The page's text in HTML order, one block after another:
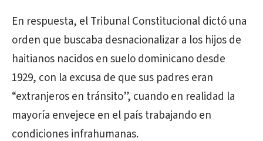
En respuesta, el Tribunal Constitucional dictó una
orden que buscaba desnacionalizar a los hijos de
haitianos nacidos en suelo dominicano desde
1929, con la excusa de que sus padres eran
“extranjeros en tránsito”, cuando en realidad la
mayoría envejece en el país trabajando en
condiciones infrahumanas.